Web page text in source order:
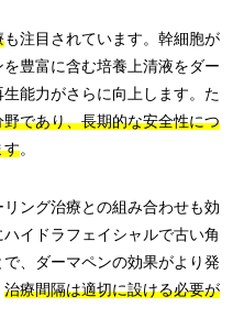
も注目されています。幹細胞が
豊富に含む培養上清液をダー
能力がさらに向上します。た
であり、長期的な安全性につ
す。
ング治療との組み合わせも効
イドラフェイシャルで古い角
、ダーマペンの効果がより発
治療間隔は適切に設ける必要が